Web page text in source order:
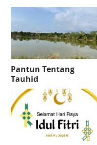
Pantun Tentang
Tauhid